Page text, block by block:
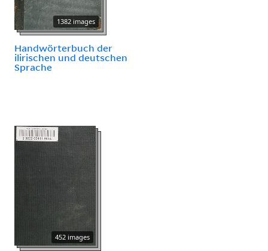
1382 images
Handwörterbuch der
ilirischen und deutschen
Sprache
452 images